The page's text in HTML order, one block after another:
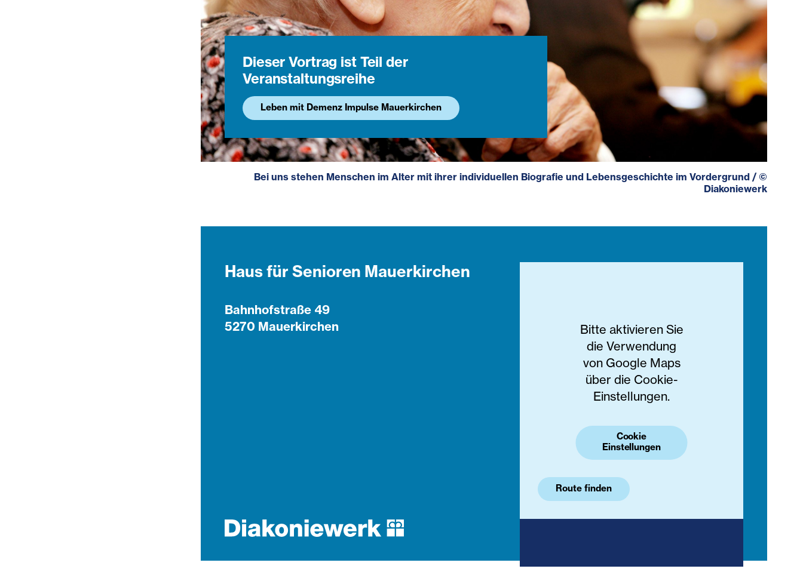
Dieser Vortrag ist Teil der
Veranstaltungsreihe
Leben mit Demenz Impulse Mauerkirchen
Bei uns stehen Menschen im Alter mit ihrer individuellen Biografie und Lebensgeschichte im Vordergrund / ©
Diakoniewerk
Haus für Senioren Mauerkirchen
Bahnhofstraße 49
5270 Mauerkirchen
Bitte aktivieren Sie
die Verwendung
von Google Maps
über die Cookie-
Einstellungen.
Cookie
Einstellungen
Route finden